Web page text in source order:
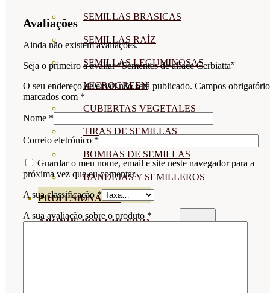
SEMILLAS BRASICAS
SEMILLAS RAÍZ
SEMILLAS LEGUMINOSAS
MICROGREEN
CUBIERTAS VEGETALES
TIRAS DE SEMILLAS
BOMBAS DE SEMILLAS
BANDEJAS Y SEMILLEROS
PROFESIONALES
ABONOS POR CULTIVO
Avaliações
Ainda não existem avaliações.
Seja o primeiro a avaliar “Sementes de alface Cerbiatta”
O seu endereço de email não será publicado. Campos
marcados com *
Nome *
Correio eletrónico *
Guardar o meu nome, email e site neste navegador para a
próxima vez que eu comentar.
A sua classificação*
A sua avaliação sobre o produto *